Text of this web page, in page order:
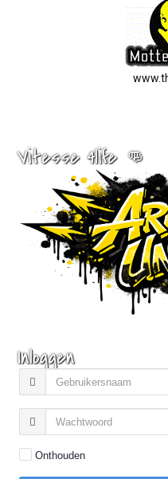
Vitesse 4life 👊
Inloggen
Onthouden